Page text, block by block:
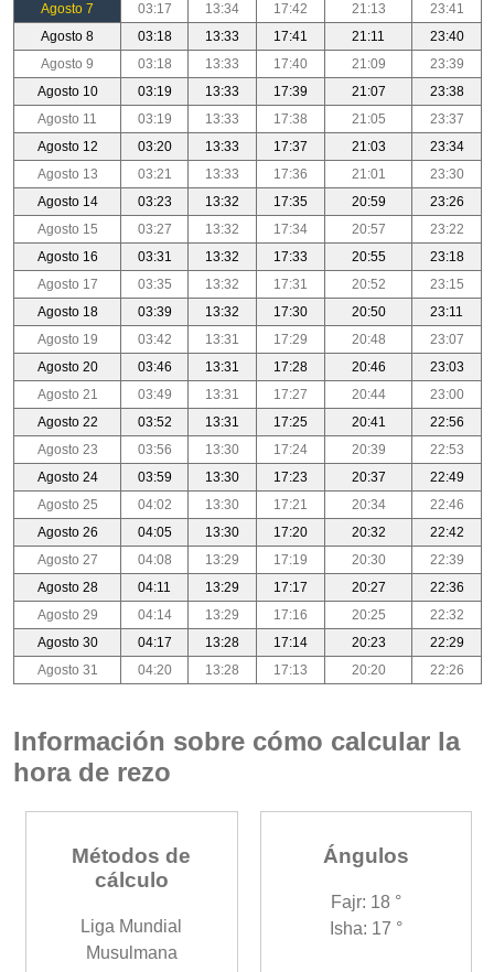
Agosto 7
03:17 13:34 17:42 21:13
23:41
Agosto 8
03:18 13:33 17:41 21:11
23:40
Agosto 9
03:18 13:33 17:40 21:09
23:39
Agosto 10
03:19 13:33 17:39 21:07
23:38
Agosto 11
03:19 13:33 17:38 21:05
23:37
Agosto 12
03:20 13:33 17:37 21:03
23:34
Agosto 13
03:21 13:33 17:36 21:01
23:30
Agosto 14
03:23 13:32 17:35 20:59
23:26
Agosto 15
03:27 13:32 17:34 20:57
23:22
Agosto 16
03:31 13:32 17:33 20:55
23:18
Agosto 17
03:35 13:32 17:31 20:52
23:15
Agosto 18
03:39 13:32 17:30 20:50
23:11
Agosto 19
03:42 13:31 17:29 20:48
23:07
Agosto 20
03:46 13:31 17:28 20:46
23:03
Agosto 21
03:49 13:31 17:27 20:44
23:00
Agosto 22
03:52 13:31 17:25 20:41
22:56
Agosto 23
03:56 13:30 17:24 20:39
22:53
Agosto 24
03:59 13:30 17:23 20:37
22:49
Agosto 25
04:02 13:30 17:21 20:34
22:46
Agosto 26
04:05 13:30 17:20 20:32
22:42
Agosto 27
04:08 13:29 17:19 20:30
22:39
Agosto 28
04:11 13:29 17:17 20:27
22:36
Agosto 29
04:14 13:29 17:16 20:25
22:32
Agosto 30
04:17 13:28 17:14 20:23
22:29
Agosto 31
04:20 13:28 17:13 20:20 22:26
Información sobre cómo calcular la
hora de rezo
Métodos de
cálculo
Liga Mundial
Musulmana
Ángulos
Fajr: 18 °
Isha: 17 °